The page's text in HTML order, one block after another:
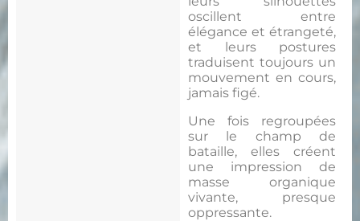
oscillent entre
élégance et étrangeté,
et leurs postures
traduisent toujours un
mouvement en cours,
jamais figé.
Une fois regroupées
sur le champ de
bataille, elles créent
une impression de
masse organique
vivante, presque
oppressante.